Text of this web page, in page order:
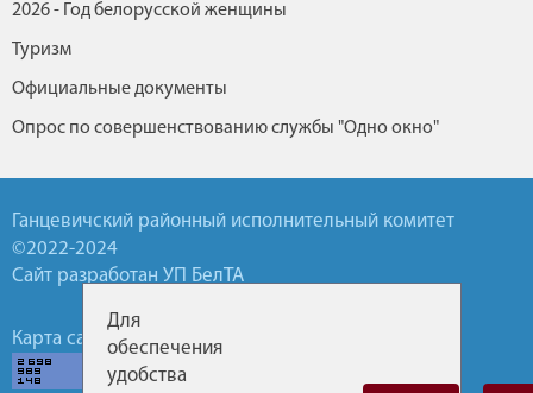
2026 - Год белорусской женщины
Туризм
Официальные документы
Опрос по совершенствованию службы "Одно окно"
Ганцевичский районный исполнительный комитет
©2022-2024
Сайт разработан УП БелТА
Карта сайта Обратная связь
Для
обеспечения
удобства